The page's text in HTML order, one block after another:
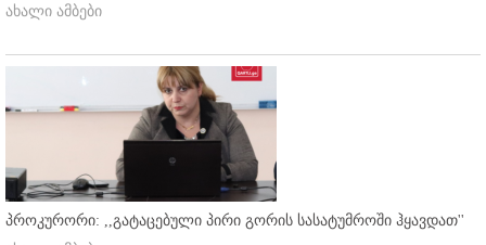
ახალი ამბები
პროკურორი: ,,გატაცებული პირი გორის სასატუმროში ჰყავდათ''